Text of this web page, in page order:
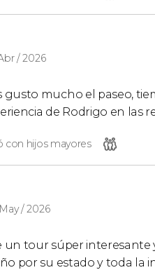
/ 2026
gusto mucho el paseo,
de Rodrigo en las
con hijos mayores
/ 2026
un tour súper interesante
por su estado y toda la